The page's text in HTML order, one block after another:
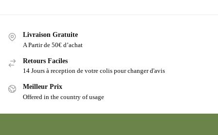
Livraison Gratuite
A Partir de 50€ d’achat
Retours Faciles
14 Jours à reception de votre colis pour changer d'avis
Meilleur Prix
Offered in the country of usage